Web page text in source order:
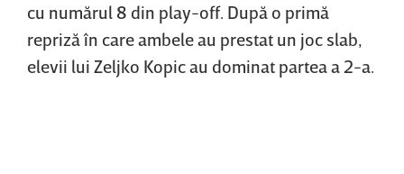
cu numărul 8 din play-off. După o primă
repriză în care ambele au prestat un joc slab,
elevii lui Zeljko Kopic au dominat partea a 2-a.